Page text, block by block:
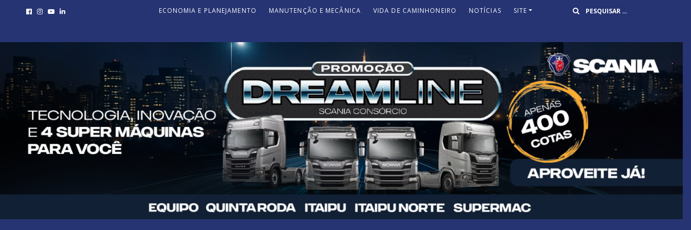
ECONOMIA E PLANEJAMENTO MANUTENÇÃO E MECÂNICA VIDA DE CAMINHONEIRO NOTÍCIAS SITE Buscar